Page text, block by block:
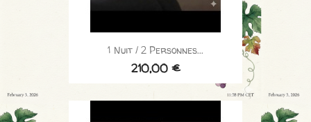
1 Nuit / 2 Personnes...
210,00 €